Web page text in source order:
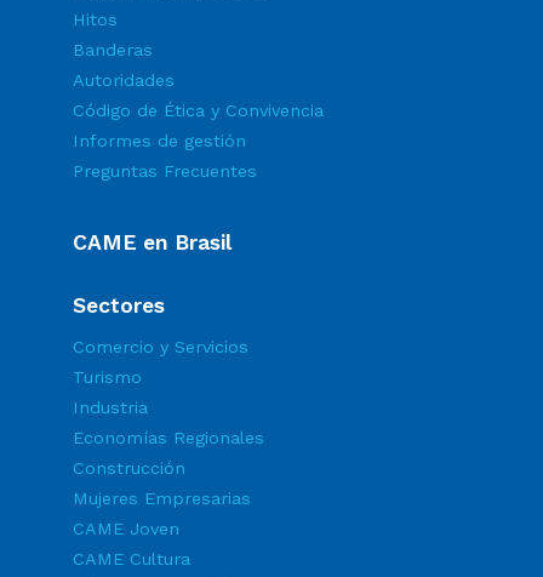
Hitos
Banderas
Autoridades
Código de Ética y Convivencia
Informes de gestión
Preguntas Frecuentes
CAME en Brasil
Sectores
Comercio y Servicios
Turismo
Industria
Economías Regionales
Construcción
Mujeres Empresarias
CAME Joven
CAME Cultura